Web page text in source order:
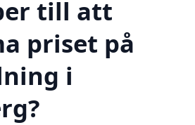
till att
priset på
i